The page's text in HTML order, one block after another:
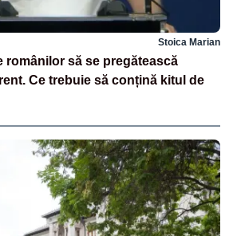
Stoica Marian
românilor să se pregătească
Ce trebuie să conțină kitul de